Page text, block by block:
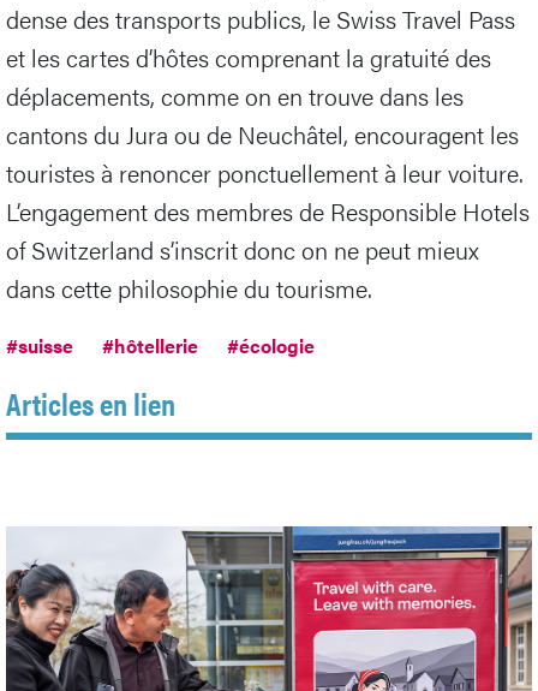
dense des transports publics, le Swiss Travel Pass
et les cartes d’hôtes comprenant la gratuité des
déplacements, comme on en trouve dans les
cantons du Jura ou de Neuchâtel, encouragent les
touristes à renoncer ponctuellement à leur voiture.
L’engagement des membres de Responsible Hotels
of Switzerland s’inscrit donc on ne peut mieux
dans cette philosophie du tourisme.
#suisse #hôtellerie #écologie
Articles en lien